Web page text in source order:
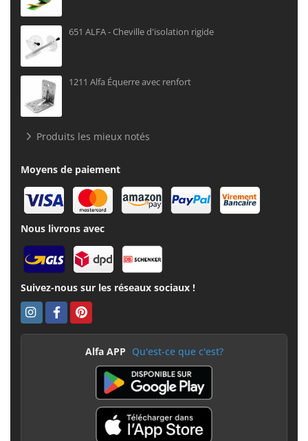
651 ALFA - Cheville d'isolation rigide
1211 Alfa Équerre avec renfort
Produits les mieux notés
Moyens de paiement
Nous livrons avec
Suivez-nous sur les réseaux sociaux !
Alfa APP Qu'est-ce que c'est?